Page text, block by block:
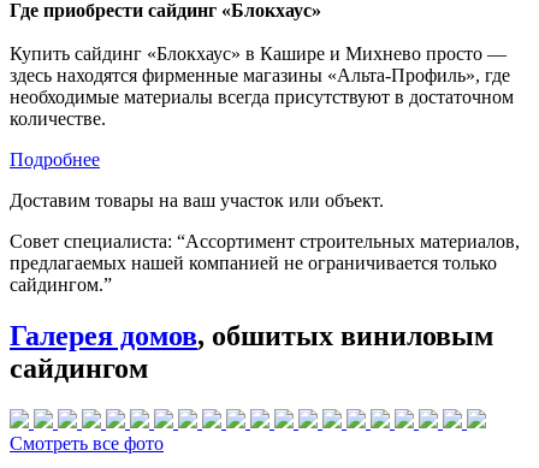
Где приобрести сайдинг «Блокхаус»
Купить сайдинг «Блокхаус» в Кашире и Михнево просто —
здесь находятся фирменные магазины «Альта-Профиль», где
необходимые материалы всегда присутствуют в достаточном
количестве.
Подробнее
Доставим товары на ваш участок или объект.
Совет специалиста: “Ассортимент строительных материалов,
предлагаемых нашей компанией не ограничивается только
сайдингом.”
Галерея домов, обшитых виниловым
сайдингом
Смотреть все фото